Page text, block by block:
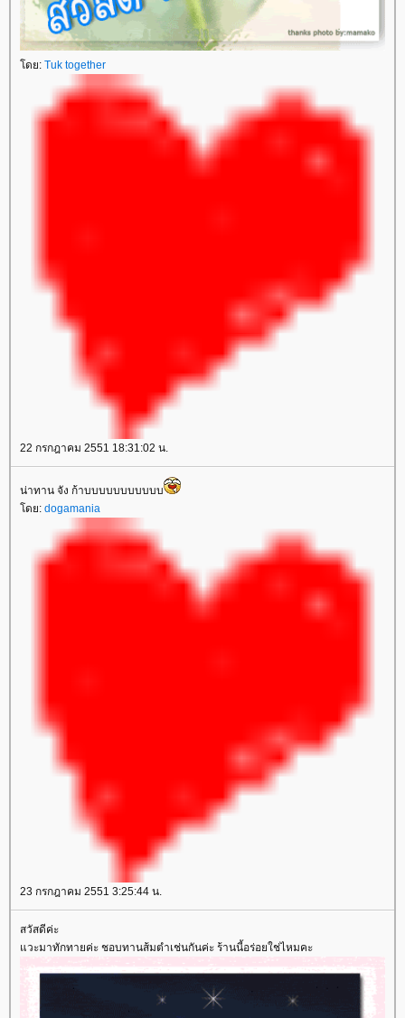
ดย: Tuk together
22 กรกฎาคม 2551 18:31:02 น.
น่าทาน จัง ก้าบบบบบบบบบบบ
ดย: dogamania
23 กรกฎาคม 2551 3:25:44 น.
สวัสดีค่ะ
วะมาทักทายค่ะ ชอบทานส้มตำเช่นกันค่ะ ร้านนี้อร่อยใช่ไหมคะ